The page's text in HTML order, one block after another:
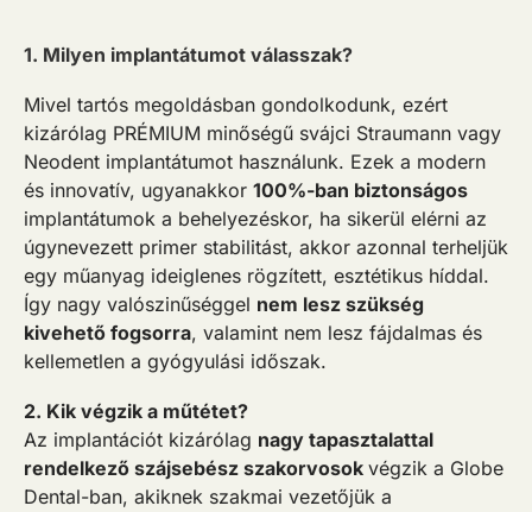
1. Milyen implantátumot válasszak?
Mivel tartós megoldásban gondolkodunk, ezért
kizárólag PRÉMIUM minőségű svájci Straumann vagy
Neodent implantátumot használunk. Ezek a modern
és innovatív, ugyanakkor 100%-ban biztonságos
implantátumok a behelyezéskor, ha sikerül elérni az
úgynevezett primer stabilitást, akkor azonnal terheljük
egy műanyag ideiglenes rögzített, esztétikus híddal.
Így nagy valószinűséggel nem lesz szükség
kivehető fogsorra, valamint nem lesz fájdalmas és
kellemetlen a gyógyulási időszak.
2. Kik végzik a műtétet?
Az implantációt kizárólag nagy tapasztalattal
rendelkező szájsebész szakorvosok végzik a Globe
Dental-ban, akiknek szakmai vezetőjük a